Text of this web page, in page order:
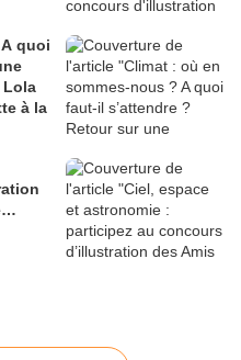
quoi
Lola
à la